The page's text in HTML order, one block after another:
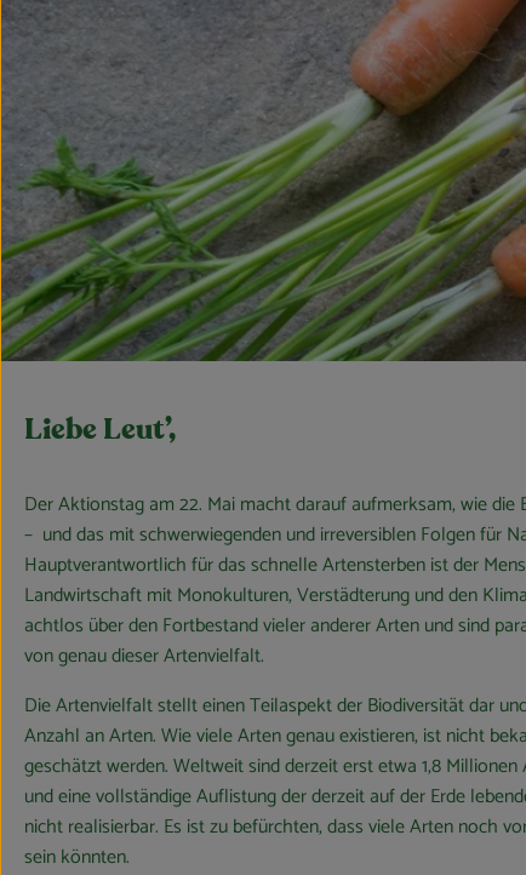
Liebe Leut’,
Der Aktionstag am 22. Mai macht darauf aufmerksam, wie
– und das mit schwerwiegenden und irreversiblen Folgen für
Hauptverantwortlich für das schnelle Artensterben ist der
Landwirtschaft mit Monokulturen, Verstädterung und den
achtlos über den Fortbestand vieler anderer Arten und sind
von genau dieser Artenvielfalt.
Die Artenvielfalt stellt einen Teilaspekt der Biodiversität dar
Anzahl an Arten. Wie viele Arten genau existieren, ist nicht
geschätzt werden. Weltweit sind derzeit erst etwa 1,8
und eine vollständige Auflistung der derzeit auf der Erde
nicht realisierbar. Es ist zu befürchten, dass viele Arten noch
sein könnten.